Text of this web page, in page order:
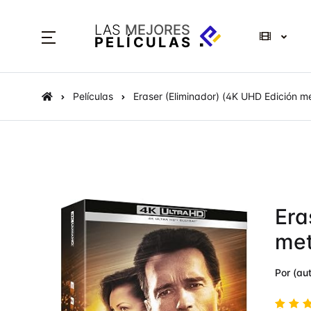
LAS MEJORES
PELÍCULAS
Películas Eraser (Eliminador) (4K UHD Edición
Por